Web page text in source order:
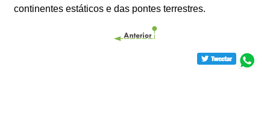
continentes estáticos e das pontes terrestres.